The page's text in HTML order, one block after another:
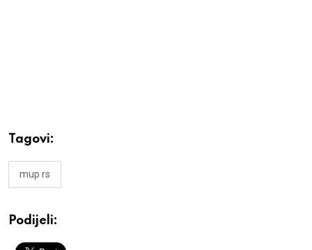
Tagovi:
mup rs
Podijeli: